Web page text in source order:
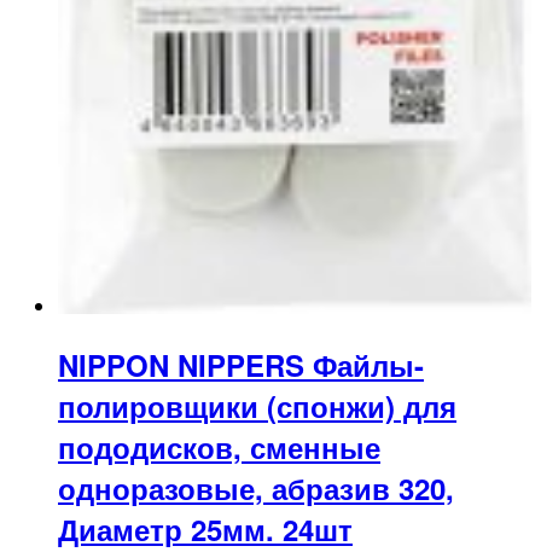
NIPPON NIPPERS Файлы-
полировщики (спонжи) для
пододисков, сменные
одноразовые, абразив 320,
Диаметр 25мм. 24шт